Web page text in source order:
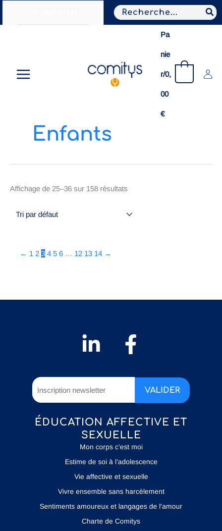
contenu
Search
for:
Pa
nie
r/0,
00
€
Enfants
Affichage de 25–36 sur 158 résultats
← 1 2 3 4 5 6 … 12 13 14 →
ÉDUCATION AFFECTIVE ET
SEXUELLE
Mon corps c’est moi
Estime de soi à l’adolescence
Vie affective et sexuelle
Vivre ensemble sans harcèlement
Sentiments amoureux et langages de l'amour
Charte de Comitys